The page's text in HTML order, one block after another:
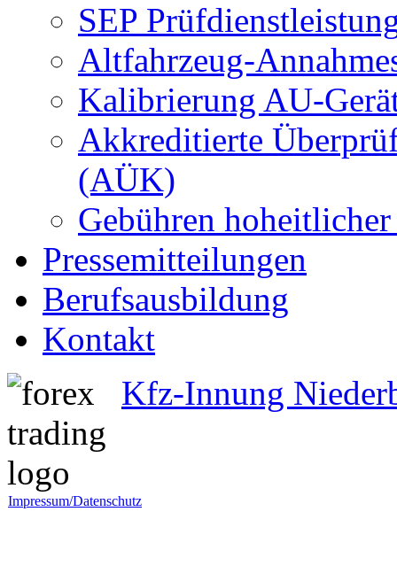
SEP
Altfahrzeug-
Kalibrierung AU-
Akkreditierte
(AÜK)
Gebühren
Pressemitteilungen
Berufsausbildung
Kontakt
Kfz-Innung
Impressum/Datenschutz